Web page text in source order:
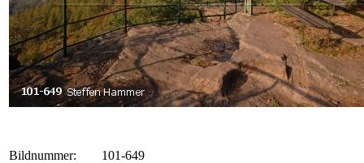
Bildnummer:
101-649